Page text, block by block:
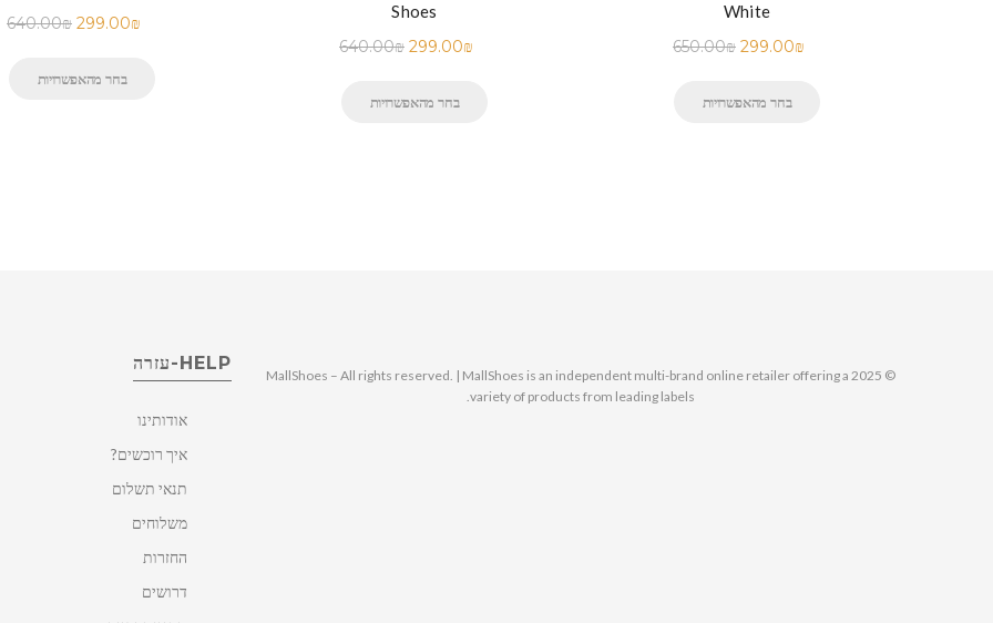
640.00₪ 299.00₪
בחר מהאפשרויות
Shoes
640.00₪ 299.00₪
בחר מהאפשרויות
White
650.00₪ 299.00₪
בחר מהאפשרויות
HELP-עזרה
אודותינו
איך רוכשים?
תנאי תשלום
משלוחים
החזרות
דרושים
© 2025 MallShoes – All rights reserved. | MallShoes is an independent multi-brand online retailer offering a
variety of products from leading labels.